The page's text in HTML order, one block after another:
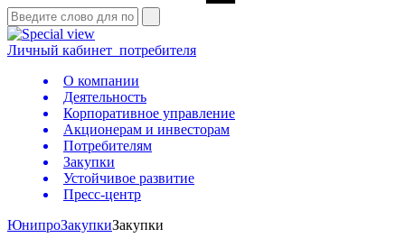
Личный кабинет потребителя
О компании
Деятельность
Корпоративное управление
Акционерам и инвесторам
Потребителям
Закупки
Устойчивое развитие
Пресс-центр
ЮнипроЗакупкиЗакупки